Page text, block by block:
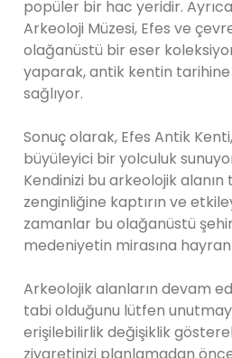
popüler bir hac yeridir.
Arkeoloji Müzesi, Efes ve
olağanüstü bir eser
yaparak, antik kentin
sağlıyor.
Sonuç olarak, Efes Antik
büyüleyici bir yolculuk
Kendinizi bu arkeolojik
zenginliğine kaptırın ve
zamanlar bu olağanüstü
medeniyetin mirasına hayran
Arkeolojik alanların devam
tabi olduğunu lütfen
erişilebilirlik değişiklik
ziyaretinizi planlamadan